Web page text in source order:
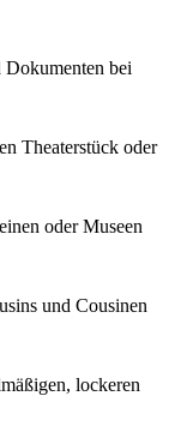
bei
Theaterstück oder
oder Museen
und Cousinen
lockeren